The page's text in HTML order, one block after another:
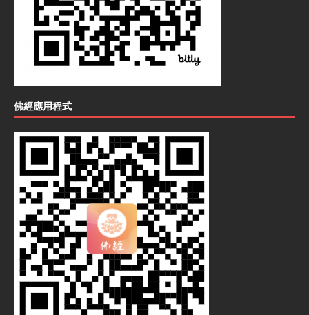
佛經應用程式